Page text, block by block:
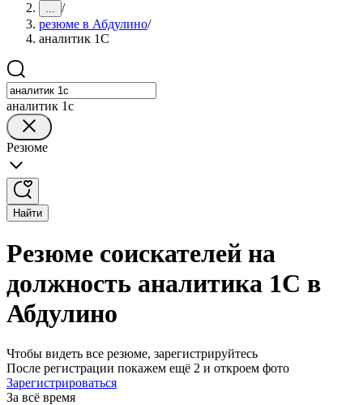
... /
резюме в Абдулино/
аналитик 1C
аналитик 1c
Резюме
Найти
Резюме соискателей на
должность аналитика 1C в
Абдулино
Чтобы видеть все резюме, зарегистрируйтесь
После регистрации покажем ещё 2 и откроем фото
Зарегистрироваться
За всё время